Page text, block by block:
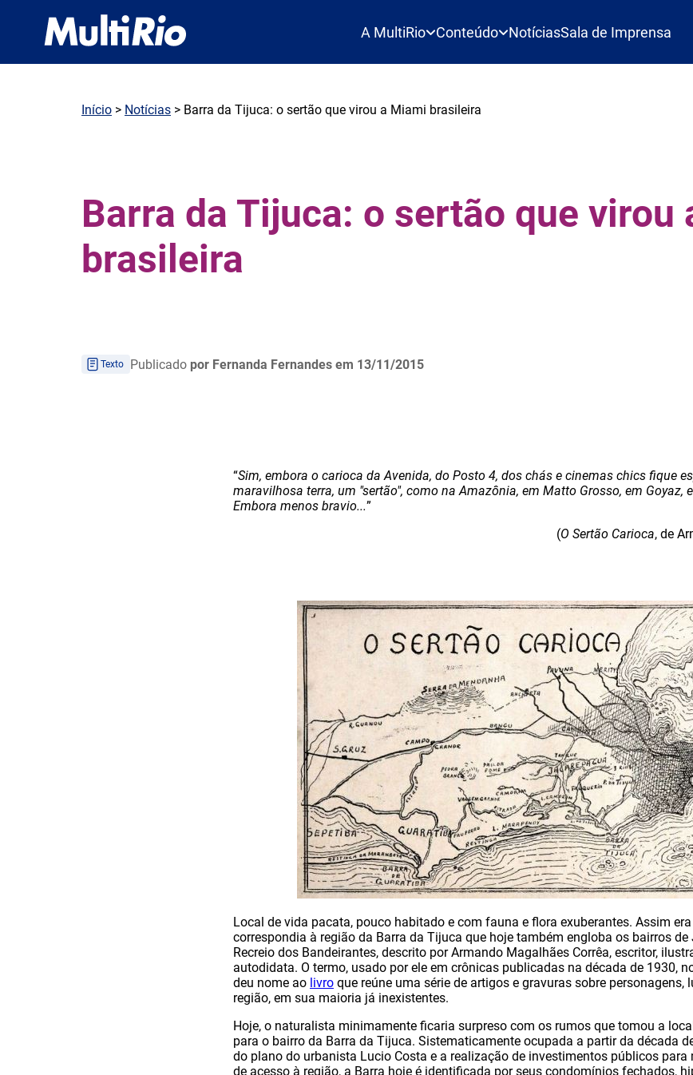
A MultiRio Conteúdo NotíciasSala de Imprensa
Início > Notícias > Barra da Tijuca: o sertão que virou a Miami brasileira
Barra da Tijuca: o sertão que virou
brasileira
Texto Publicado por Fernanda Fernandes em 13/11/2015
“Sim, embora o carioca da Avenida, do Posto 4, dos chás e cinemas chics fique
maravilhosa terra, um "sertão", como na Amazônia, em Matto Grosso, em Goyaz,
Embora menos bravio...”
(O Sertão Carioca, de
Local de vida pacata, pouco habitado e com fauna e flora exuberantes. Assim era
correspondia à região da Barra da Tijuca que hoje também engloba os bairros
Recreio dos Bandeirantes, descrito por Armando Magalhães Corrêa, escritor,
autodidata. O termo, usado por ele em crônicas publicadas na década de 1930,
deu nome ao livro que reúne uma série de artigos e gravuras sobre personagens,
região, em sua maioria já inexistentes.
Hoje, o naturalista minimamente ficaria surpreso com os rumos que tomou a
para o bairro da Barra da Tijuca. Sistematicamente ocupada a partir da década
do plano do urbanista Lucio Costa e a realização de investimentos públicos
de acesso à região, a Barra hoje é identificada por seus condomínios fechados,